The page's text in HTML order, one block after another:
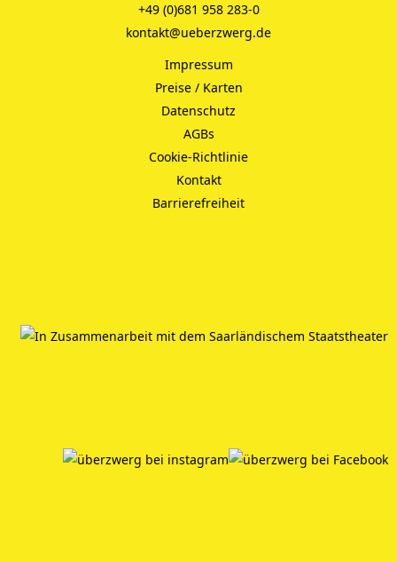
+49 (0)681 958 283-0
kontakt@ueberzwerg.de
Impressum
Preise / Karten
Datenschutz
AGBs
Cookie-Richtlinie
Kontakt
Barrierefreiheit